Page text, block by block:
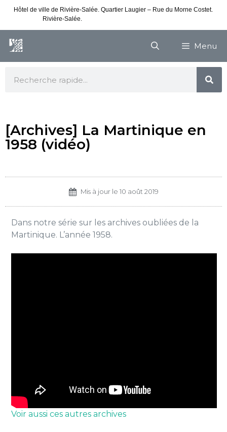
Hôtel de ville de Rivière-Salée. Quartier Laugier – Rue du Morne Costet.
Rivière-Salée.
Menu
[Archives] La Martinique en
1958 (vidéo)
Mis à jour le 10 août 2019
Dans notre série sur les archives oubliées de la
Martinique. L’année 1958.
Voir aussi ces autres archives